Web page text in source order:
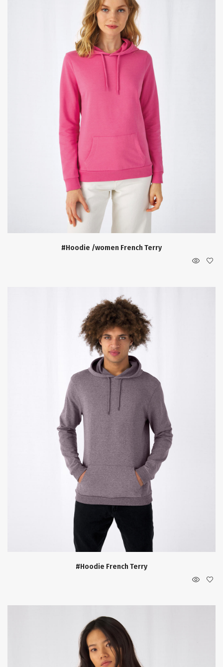
#Hoodie /women French Terry
#Hoodie French Terry